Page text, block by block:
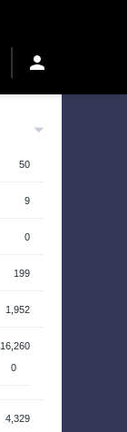
50
9
0
199
1,952
16,260
0
4,329